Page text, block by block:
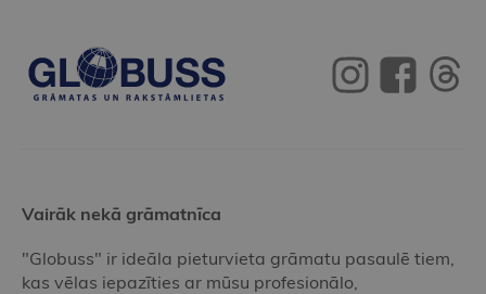
Vairāk nekā grāmatnīca
"Globuss" ir ideāla pieturvieta grāmatu pasaulē tiem,
kas vēlas iepazīties ar mūsu profesionālo,